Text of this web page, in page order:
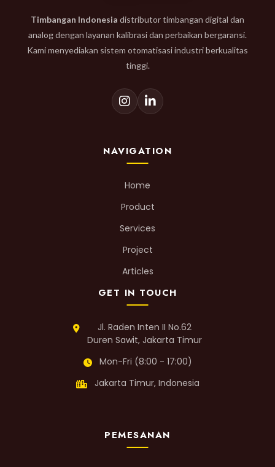
Timbangan Indonesia distributor timbangan digital dan
analog dengan layanan kalibrasi dan perbaikan bergaransi.
Kami menyediakan sistem otomatisasi industri berkualitas
tinggi.
NAVIGATION
Home
Product
Services
Project
Articles
GET IN TOUCH
Jl. Raden Inten II No.62
Duren Sawit, Jakarta Timur
Mon-Fri (8:00 - 17:00)
Jakarta Timur, Indonesia
PEMESANAN